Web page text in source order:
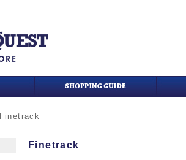
Finetrack
Finetrack